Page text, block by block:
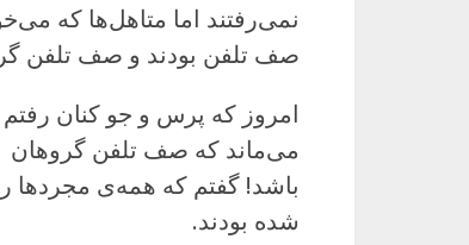
نمی‌رفتند اما متاهل‌ها که
صف تلفن بودند و صف تلفن گروهان 21 ترکیب تقریبا
امروز که پرس و جو کنان رفتم
باشد! گفتم که همه‌ی مجردها
شده بودند.